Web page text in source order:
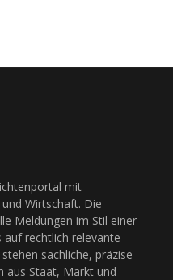
mit
Wirtschaft. Die
Meldungen im Stil einer
rechtlich relevante
sachliche, präzise
aus Staat, Markt und